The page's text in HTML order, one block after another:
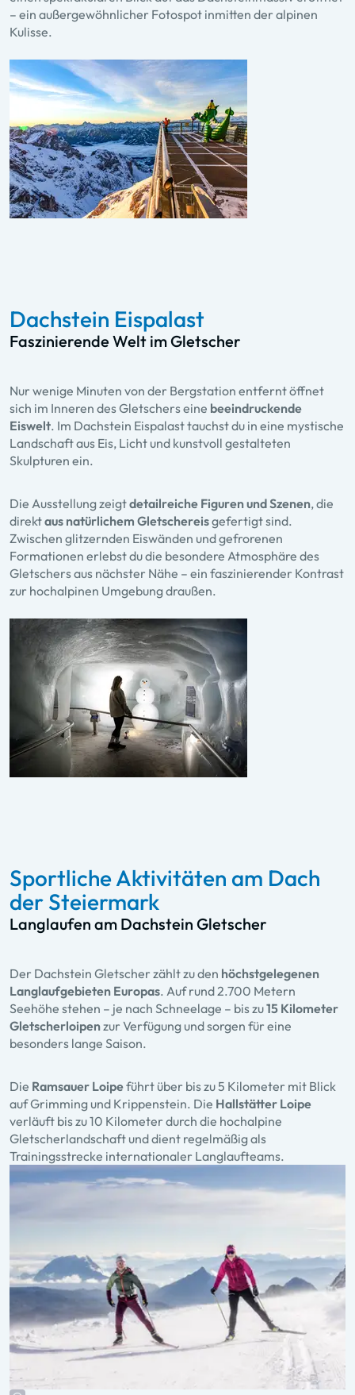
– ein außergewöhnlicher Fotospot inmitten der alpinen
Kulisse.
Dachstein Eispalast
Faszinierende Welt im Gletscher
Nur wenige Minuten von der Bergstation entfernt öffnet
sich im Inneren des Gletschers eine beeindruckende
Eiswelt. Im Dachstein Eispalast tauchst du in eine mystische
Landschaft aus Eis, Licht und kunstvoll gestalteten
Skulpturen ein.
Die Ausstellung zeigtdetailreiche Figuren und Szenen, die
direktaus natürlichem Gletschereisgefertigt sind.
Zwischen glitzernden Eiswänden und gefrorenen
Formationen erlebst du die besondere Atmosphäre des
Gletschers aus nächster Nähe – ein faszinierender Kontrast
zur hochalpinen Umgebung draußen.
Sportliche Aktivitäten am Dach
der Steiermark
Langlaufen am Dachstein Gletscher
Der Dachstein Gletscher zählt zu den höchstgelegenen
Langlaufgebieten Europas. Auf rund 2.700 Metern
Seehöhe stehen – je nach Schneelage – bis zu15 Kilometer
Gletscherloipenzur Verfügung und sorgen für eine
besonders lange Saison.
Die Ramsauer Loipeführt über bis zu 5 Kilometer mit Blick
auf Grimming und Krippenstein. Die Hallstätter Loipe
verläuft bis zu 10 Kilometer durch die hochalpine
Gletscherlandschaft und dient regelmäßig als
Trainingsstrecke internationaler Langlaufteams.